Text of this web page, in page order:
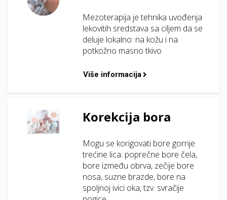
Mezoterapija je tehnika uvođenja
lekovitih sredstava sa ciljem da se
deluje lokalno: na kožu i na
potkožno masno tkivo
Više informacija
Korekcija bora
Mogu se korigovati bore gornje
trećine lica: poprečne bore čela,
bore između obrva, zečije bore
nosa, suzne brazde, bore na
spoljnoj ivici oka, tzv. svračije